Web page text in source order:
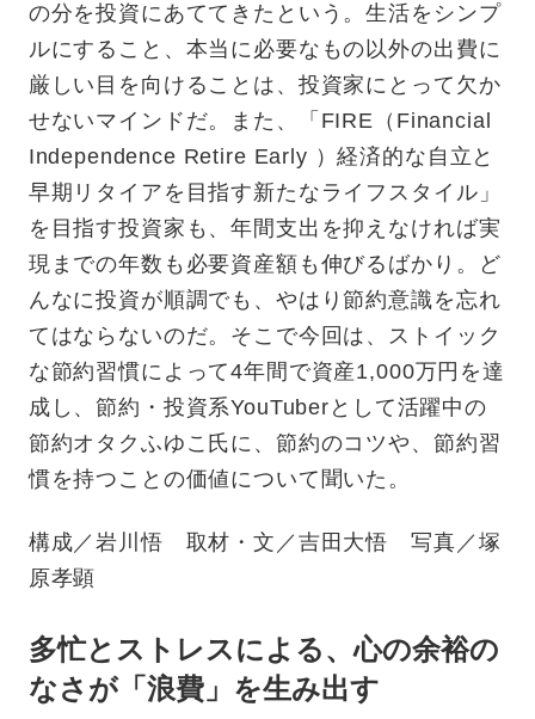
の分を投資にあててきたという。生活をシンプ
ルにすること、本当に必要なもの以外の出費に
厳しい目を向けることは、投資家にとって欠か
せないマインドだ。また、「FIRE（Financial
Independence Retire Early ）経済的な自立と
早期リタイアを目指す新たなライフスタイル」
を目指す投資家も、年間支出を抑えなければ実
現までの年数も必要資産額も伸びるばかり。ど
んなに投資が順調でも、やはり節約意識を忘れ
てはならないのだ。そこで今回は、ストイック
な節約習慣によって4年間で資産1,000万円を達
成し、節約・投資系YouTuberとして活躍中の
節約オタクふゆこ氏に、節約のコツや、節約習
慣を持つことの価値について聞いた。
構成／岩川悟 取材・文／吉田大悟 写真／塚
原孝顕
多忙とストレスによる、心の余裕の
なさが「浪費」を生み出す